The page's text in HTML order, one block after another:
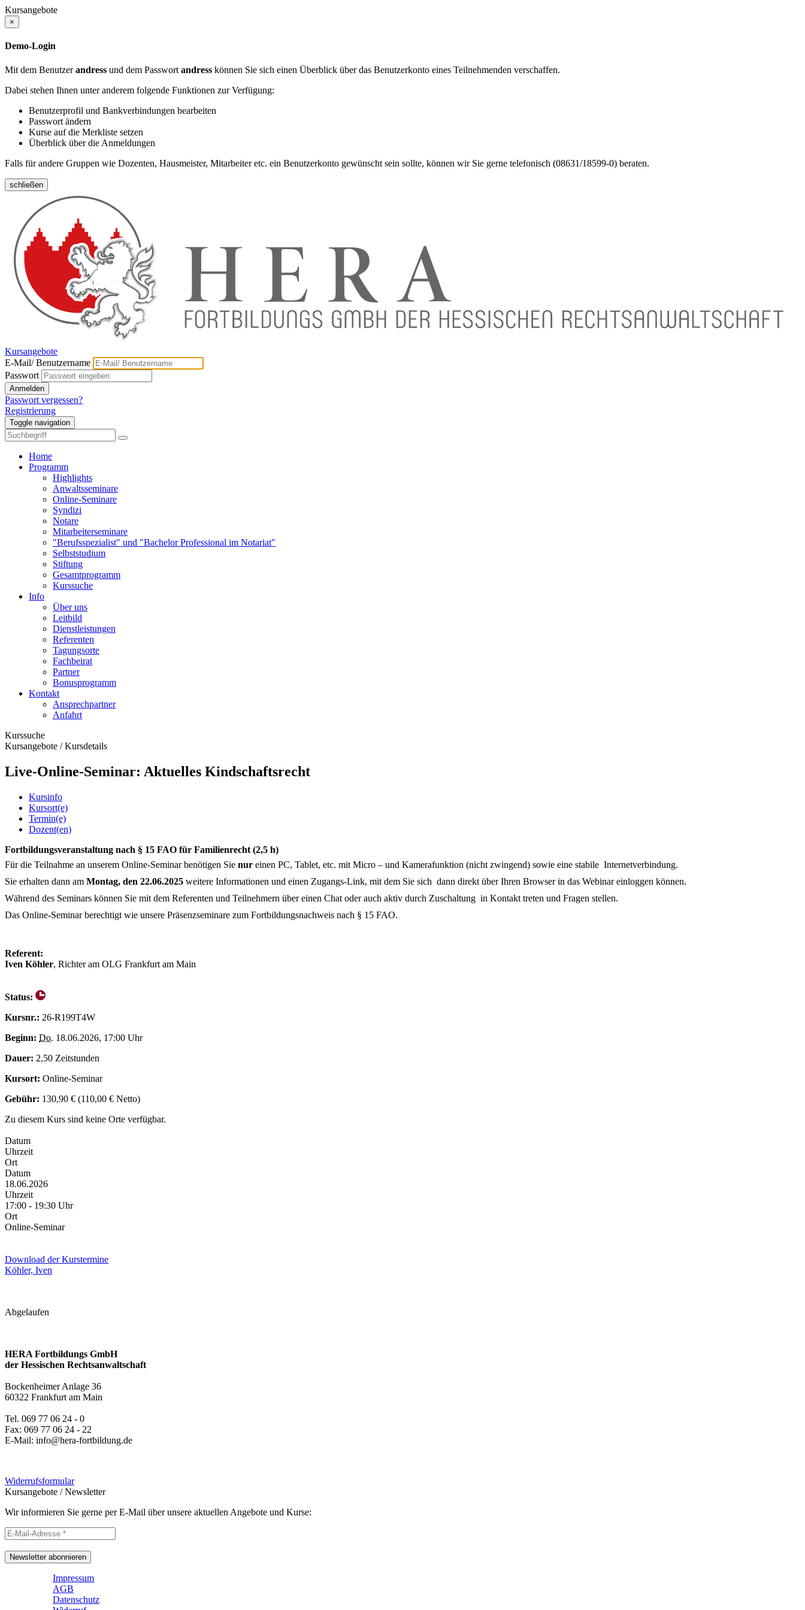
Kursangebote
×
Demo-Login
Mit dem Benutzerandress und dem Passwort andress können Sie sich einen Überblick über das Benutzerkonto eines Teilnehmenden verschaffen.
Dabei stehen Ihnen unter anderem folgende Funktionen zur Verfügung:
Benutzerprofil und Bankverbindungen bearbeiten
Passwort ändern
Kurse auf die Merkliste setzen
Überblick über die Anmeldungen
Falls für andere Gruppen wie Dozenten, Hausmeister, Mitarbeiter etc. ein Benutzerkonto gewünscht sein sollte, können wir Sie gerne telefonisch (08631/18599-0) beraten.
schließen
Kursangebote
E-Mail/ Benutzername
Passwort
Anmelden
Passwort vergessen?
Registrierung
Toggle navigation
Home
Programm
Highlights
Anwaltsseminare
Online-Seminare
Syndizi
Notare
Mitarbeiterseminare
"Berufsspezialist" und "Bachelor Professional im Notariat"
Selbststudium
Stiftung
Gesamtprogramm
Kurssuche
Info
Über uns
Leitbild
Dienstleistungen
Referenten
Tagungsorte
Fachbeirat
Partner
Bonusprogramm
Kontakt
Ansprechpartner
Anfahrt
Kurssuche
Kursangebote /Kursdetails
Live-Online-Seminar: Aktuelles Kindschaftsrecht
Kursinfo
Kursort(e)
Termin(e)
Dozent(en)
Fortbildungsveranstaltung nach § 15 FAO für Familienrecht (2,5 h)
Für die Teilnahme an unserem Online-Seminar benötigen Sie nur einen PC, Tablet, etc. mit Micro – und Kamerafunktion (nicht zwingend) sowie eine stabile Internetverbindung.
Sie erhalten dann am Montag, den 22.06.2025 weitere Informationen und einen Zugangs-Link, mit dem Sie sich dann direkt über Ihren Browser in das Webinar einloggen können.
Während des Seminars können Sie mit dem Referenten und Teilnehmern über einen Chat oder auch aktiv durch Zuschaltung in Kontakt treten und Fragen stellen.
Das Online-Seminar berechtigt wie unsere Präsenzseminare zum Fortbildungsnachweis nach § 15 FAO.
Referent:
Iven Köhler, Richter am OLG Frankfurt am Main
Status:
Kursnr.: 26-R199T4W
Beginn: Do. 18.06.2026, 17:00 Uhr
Dauer: 2,50 Zeitstunden
Kursort: Online-Seminar
Gebühr: 130,90 € (110,00 € Netto)
Zu diesem Kurs sind keine Orte verfügbar.
Datum
Uhrzeit
Ort
Datum
18.06.2026
Uhrzeit
17:00 - 19:30 Uhr
Ort
Online-Seminar
Download der Kurstermine
Köhler, Iven
Abgelaufen
HERA Fortbildungs GmbH
der Hessischen Rechtsanwaltschaft
Bockenheimer Anlage 36
60322 Frankfurt am Main
Tel. 069 77 06 24 - 0
Fax: 069 77 06 24 - 22
E-Mail: info@hera-fortbildung.de
Widerrufsformular
Kursangebote /Newsletter
Wir informieren Sie gerne per E-Mail über unsere aktuellen Angebote und Kurse:
Newsletter abonnieren
Impressum
AGB
Datenschutz